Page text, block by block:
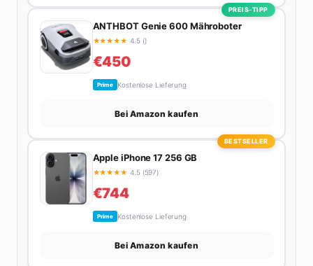
PREIS-TIPP
ANTHBOT Genie 600 Mähroboter
★★★★★ 4.5 ()
€450
Prime Kostenlose Lieferung
Bei Amazon kaufen
BESTSELLER
Apple iPhone 17 256 GB
★★★★★ 4.5 (597)
€744
Prime Kostenlose Lieferung
Bei Amazon kaufen